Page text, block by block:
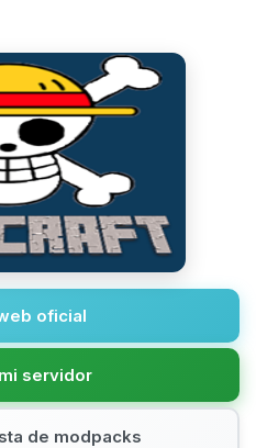
oficial
servidor
de modpacks